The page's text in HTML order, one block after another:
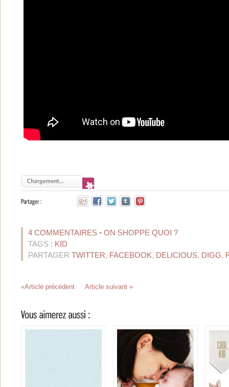
4 COMMENTAIRES • ON SHOPPE QUOI ?
TAGS : KID
PARTAGER TWITTER, FACEBOOK, DELICIOUS, DIGG,
«Article précédent Article suivant »